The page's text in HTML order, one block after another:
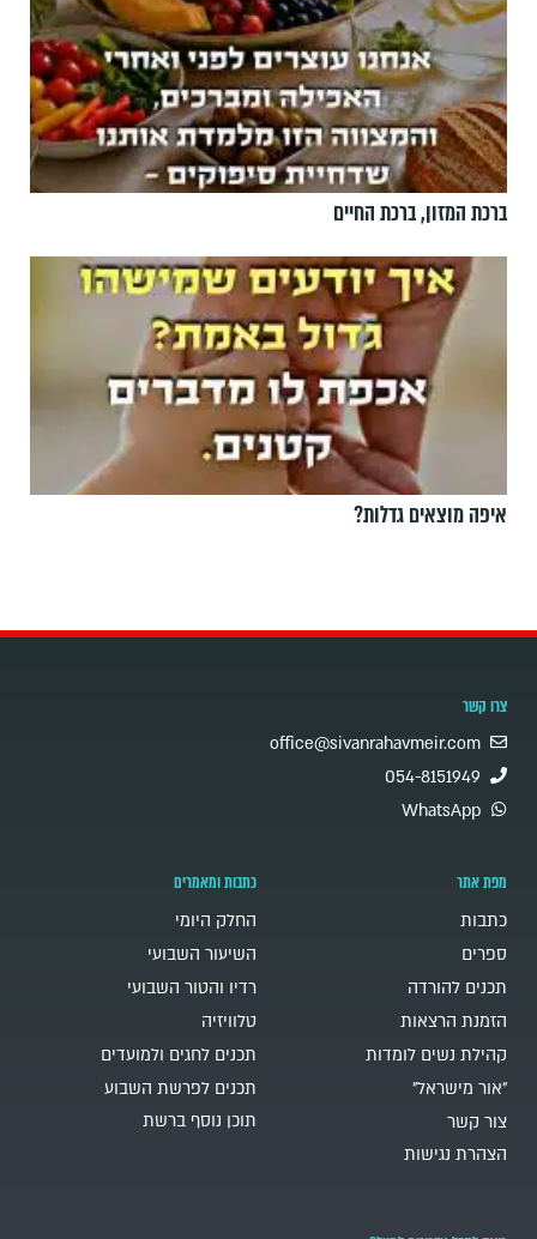
ברכת המזון, ברכת החיים
איפה מוצאים גדלות?
צרו קשר
office@sivanrahavmeir.com
054-8151949
WhatsApp
מפת אתר
כתבות
ספרים
תכנים להורדה
הזמנת הרצאות
קהילת נשים לומדות
"אור מישראל"
צור קשר
הצהרת נגישות
כתבות ומאמרים
החלק היומי
השיעור השבועי
רדיו והטור השבועי
טלוויזיה
תכנים לחגים ולמועדים
תכנים לפרשת השבוע
תוכן נוסף ברשת